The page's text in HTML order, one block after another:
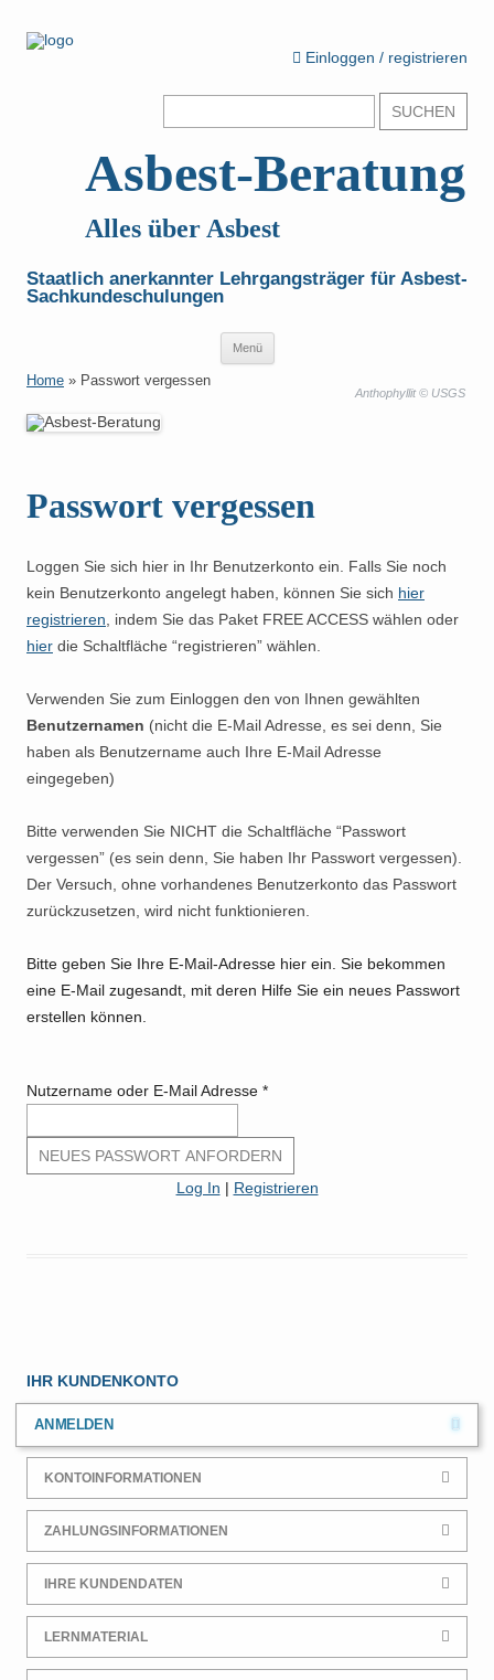
Einloggen / registrieren
Suchen
Asbest-Beratung
Alles über Asbest
Staatlich anerkannter Lehrgangsträger für Asbest-
Sachkundeschulungen
Menü
Home » Passwort vergessen
Anthophyllit © USGS
Passwort vergessen
Loggen Sie sich hier in Ihr Benutzerkonto ein. Falls Sie noch
kein Benutzerkonto angelegt haben, können Sie sich hier
registrieren , indem Sie das Paket FREE ACCESS wählen oder
hier die Schaltfläche “registrieren” wählen.
Verwenden Sie zum Einloggen den von Ihnen gewählten
Benutzernamen (nicht die E-Mail Adresse, es sei denn, Sie
haben als Benutzername auch Ihre E-Mail Adresse
eingegeben)
Bitte verwenden Sie NICHT die Schaltfläche “Passwort
vergessen” (es sein denn, Sie haben Ihr Passwort vergessen).
Der Versuch, ohne vorhandenes Benutzerkonto das Passwort
zurückzusetzen, wird nicht funktionieren.
Bitte geben Sie Ihre E-Mail-Adresse hier ein. Sie bekommen
eine E-Mail zugesandt, mit deren Hilfe Sie ein neues Passwort
erstellen können.
Nutzername oder E-Mail Adresse *
Log In | Registrieren
IHR KUNDENKONTO
ANMELDEN
KONTOINFORMATIONEN
ZAHLUNGSINFORMATIONEN
IHRE KUNDENDATEN
LERNMATERIAL